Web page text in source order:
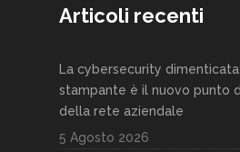
Articoli recenti
La cybersecurity
stampante è il nuovo punto
della rete aziendale
5 Agosto 2026